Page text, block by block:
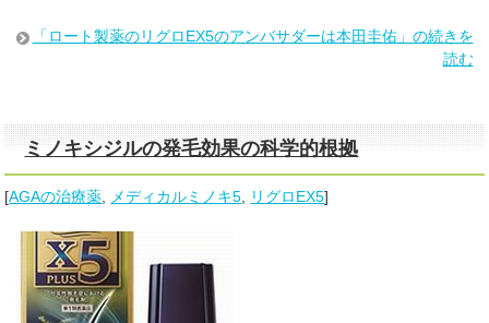
「ロート製薬のリグロEX5のアンバサダーは本田圭佑」の続きを
読む
ミノキシジルの発毛効果の科学的根拠
[AGAの治療薬 メディカルミノキ5 リグロEX5]